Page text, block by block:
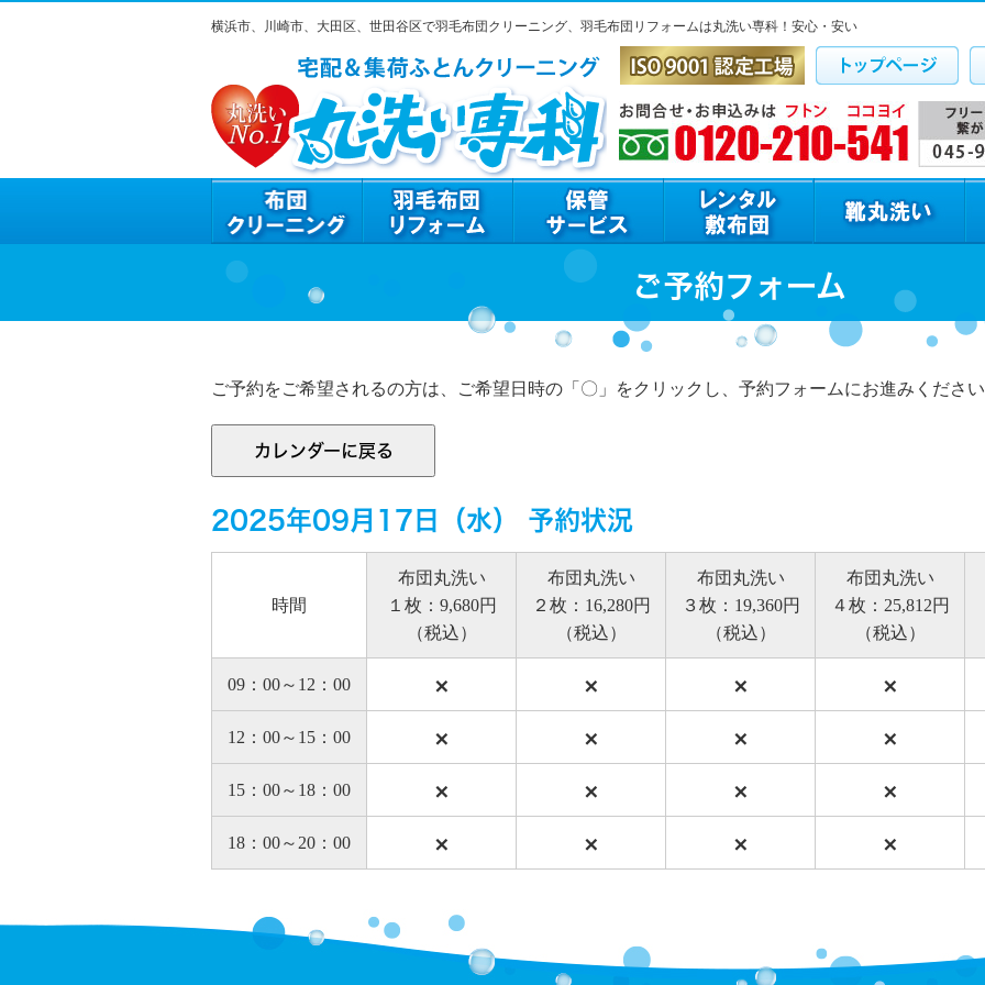
横浜市、川崎市、大田区、世田谷区で羽毛布団クリーニング、羽毛布団リフォームは丸洗い専科！安心・安い
ご予約フォーム
ご予約をご希望されるの方は、ご希望日時の「〇」をクリックし、予約フォームにお進みくださ
2025年09月17日（水） 予約状況
時間
布団丸洗い
１枚：9,680円
（税込）
布団丸洗い
２枚：16,280円
（税込）
布団丸洗い
３枚：19,360円
（税込）
布団丸洗い
４枚：25,812円
（税込）
09：00～12：00 × × × ×
12：00～15：00 × × × ×
15：00～18：00 × × × ×
18：00～20：00 × × × ×